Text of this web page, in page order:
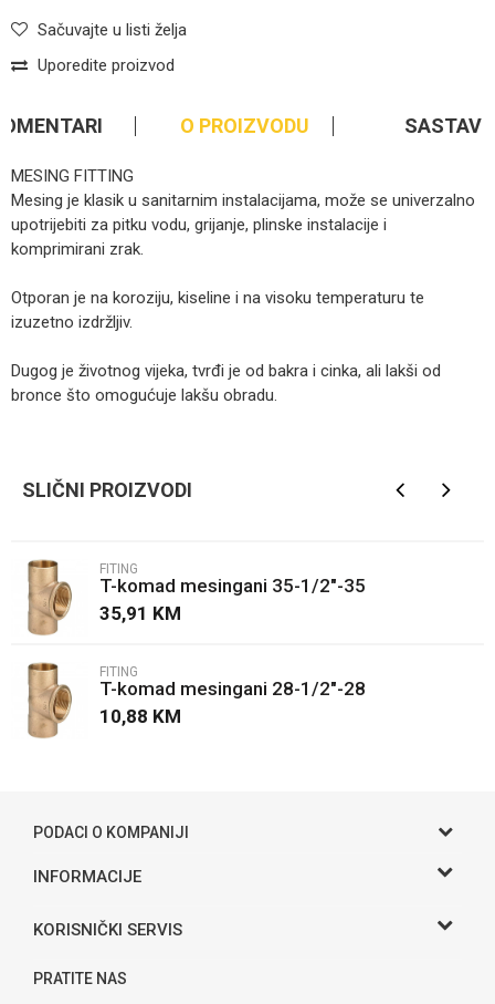
Sačuvajte u listi želja
Uporedite proizvod
O PROIZVODU SASTAV
MESING FITTING
Mesing je klasik u sanitarnim instalacijama, može se univerzalno
upotrijebiti za pitku vodu, grijanje, plinske instalacije i
komprimirani zrak.
Otporan je na koroziju, kiseline i na visoku temperaturu te
izuzetno izdržljiv.
Dugog je životnog vijeka, tvrđi je od bakra i cinka, ali lakši od
bronce što omogućuje lakšu obradu.
Poruka
SLIČNI PROIZVODI
FITING
T-komad mesingani 35-1/2"-35
35,91 KM
FITING
T-komad mesingani 28-1/2"-28
10,88 KM
PODACI O KOMPANIJI
Gama S doo
Adresa
Telefon:
INFORMACIJE
O nama
KORISNIČKI SERVIS
Uslovi korišćenja i prodaje
PRATITE NAS